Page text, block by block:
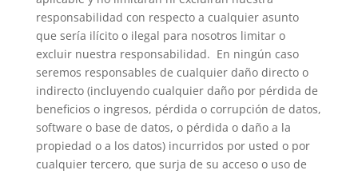
responsabilidad con respecto a cualquier asunto
que sería ilícito o ilegal para nosotros limitar o
excluir nuestra responsabilidad. En ningún caso
seremos responsables de cualquier daño directo o
indirecto (incluyendo cualquier daño por pérdida de
beneficios o ingresos, pérdida o corrupción de datos,
software o base de datos, o pérdida o daño a la
propiedad o a los datos) incurridos por usted o por
cualquier tercero, que surja de su acceso o uso de